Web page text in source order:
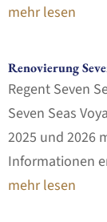
mehr lesen
Renovierung
Regent Seven
Seven Seas
2025 und 2026
Informationen
mehr lesen